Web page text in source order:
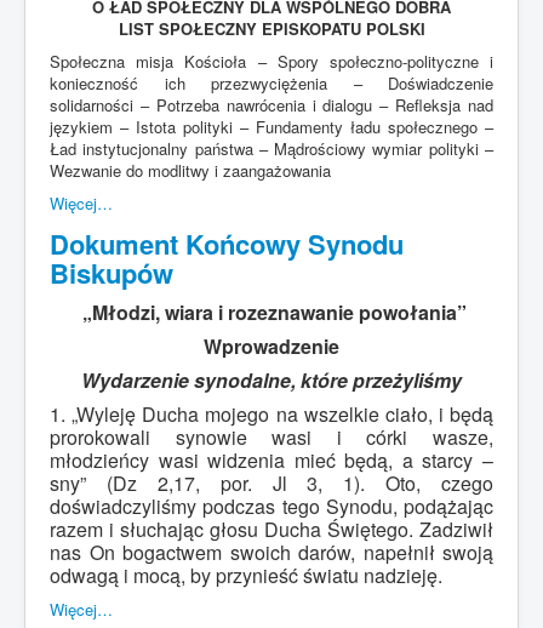
O ŁAD SPOŁECZNY DLA WSPÓLNEGO DOBRA
LIST SPOŁECZNY EPISKOPATU POLSKI
Społeczna misja Kościoła – Spory społeczno-polityczne i
konieczność ich przezwyciężenia – Doświadczenie
solidarności – Potrzeba nawrócenia i dialogu – Refleksja nad
językiem – Istota polityki – Fundamenty ładu społecznego –
Ład instytucjonalny państwa – Mądrościowy wymiar polityki –
Wezwanie do modlitwy i zaangażowania
Więcej…
Dokument Końcowy Synodu
Biskupów
„Młodzi, wiara i rozeznawanie powołania”
Wprowadzenie
Wydarzenie synodalne, które przeżyliśmy
1. „Wyleję Ducha mojego na wszelkie ciało, i będą
prorokowali synowie wasi i córki wasze,
młodzieńcy wasi widzenia mieć będą, a starcy –
sny” (Dz 2,17, por. Jl 3, 1). Oto, czego
doświadczyliśmy podczas tego Synodu, podążając
razem i słuchając głosu Ducha Świętego. Zadziwił
nas On bogactwem swoich darów, napełnił swoją
odwagą i mocą, by przynieść światu nadzieję.
Więcej…